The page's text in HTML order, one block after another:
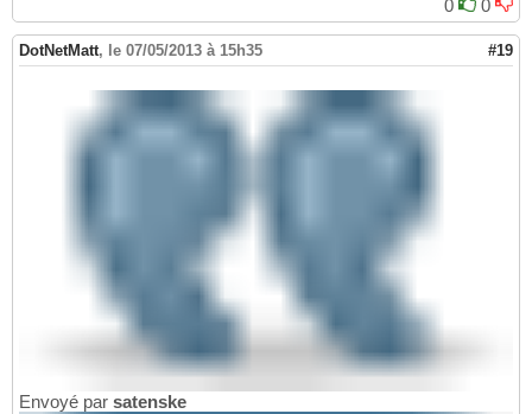
0
0
DotNetMatt, le 07/05/2013 à 15h35 #19
Envoyé par satenske